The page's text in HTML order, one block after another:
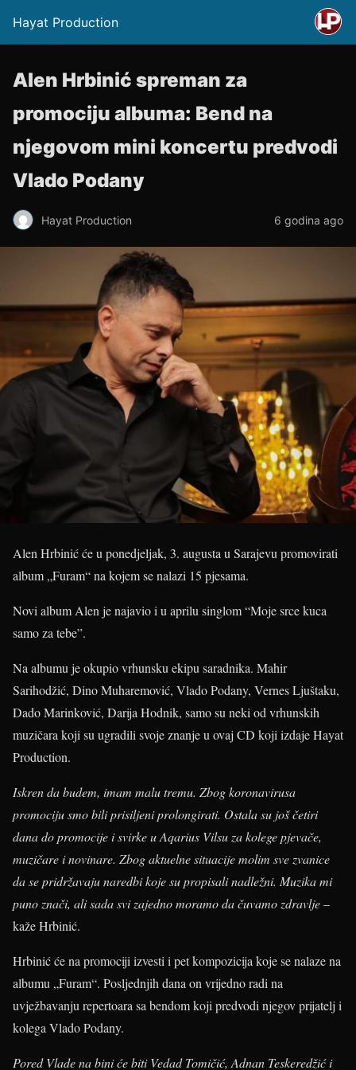
Hayat Production
Alen Hrbinić spreman za
promociju albuma: Bend na
njegovom mini koncertu predvodi
Vlado Podany
Hayat Production 6 godina ago
Alen Hrbinić će u ponedjeljak, 3. augusta u Sarajevu promovirati
album „Furam“ na kojem se nalazi 15 pjesama.
Novi album Alen je najavio i u aprilu singlom “Moje srce kuca
samo za tebe”.
Na albumu je okupio vrhunsku ekipu saradnika. Mahir
Sarihodžić, Dino Muharemović, Vlado Podany, Vernes Ljuštaku,
Dado Marinković, Darija Hodnik, samo su neki od vrhunskih
muzičara koji su ugradili svoje znanje u ovaj CD koji izdaje Hayat
Production.
Iskren da budem, imam malu tremu. Zbog koronavirusa
promociju smo bili prisiljeni prolongirati. Ostala su još četiri
dana do promocije i svirke u Aqarius Vilsu za kolege pjevače,
muzičare i novinare. Zbog aktuelne situacije molim sve zvanice
da se pridržavaju naredbi koje su propisali nadležni. Muzika mi
puno znači, ali sada svi zajedno moramo da čuvamo zdravlje–
kaže Hrbinić.
Hrbinić će na promociji izvesti i pet kompozicija koje se nalaze na
albumu „Furam“. Posljednjih dana on vrijedno radi na
uvježbavanju repertoara sa bendom koji predvodi njegov prijatelj i
kolega Vlado Podany.
Pored Vlade na bini će biti Vedad Tomičić, Adnan Teskeredžić i